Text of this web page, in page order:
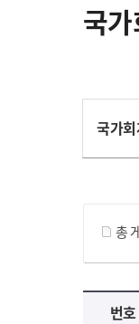
국
국가
총
국가회계실무 과정 목록 으로 번호, 제목, 작성자, 조회수, 등록 일로 나열 되고 있습니다.
번호